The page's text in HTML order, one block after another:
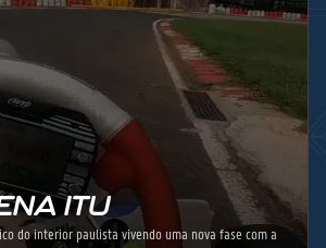
ITU
do interior paulista vivendo uma nova fase com a